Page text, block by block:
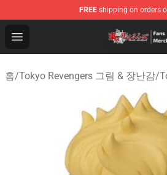
FREE shipping on orders
Open menu
Tokyo Revengers Store -
홈/Tokyo Revengers 그림 & 장난감/